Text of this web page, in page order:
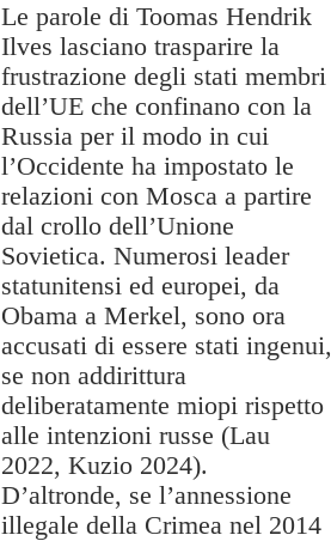
Le parole di Toomas Hendrik
Ilves lasciano trasparire la
frustrazione degli stati membri
dell’UE che confinano con la
Russia per il modo in cui
l’Occidente ha impostato le
relazioni con Mosca a partire
dal crollo dell’Unione
Sovietica. Numerosi leader
statunitensi ed europei, da
Obama a Merkel, sono ora
accusati di essere stati ingenui,
se non addirittura
deliberatamente miopi rispetto
alle intenzioni russe (Lau
2022, Kuzio 2024).
D’altronde, se l’annessione
illegale della Crimea nel 2014